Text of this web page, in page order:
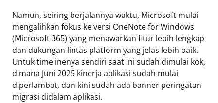
Namun, seiring berjalannya waktu, Microsoft mulai
mengalihkan fokus ke versi OneNote for Windows
(Microsoft 365) yang menawarkan fitur lebih lengkap
dan dukungan lintas platform yang jelas lebih baik.
Untuk timelinenya sendiri saat ini sudah dimulai kok,
dimana Juni 2025 kinerja aplikasi sudah mulai
diperlambat, dan kini sudah ada banner peringatan
migrasi didalam aplikasi.